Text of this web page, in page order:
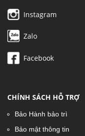
Instagram
Zalo
Facebook
CHÍNH SÁCH HỖ TRỢ
Bảo Hành bảo trì
Bảo mật thông tin